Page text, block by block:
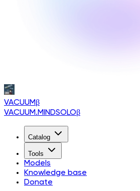
VACUUMβ
VACUUM.MINDSOLOβ
Catalog
Tools
Models
Knowledge base
Donate